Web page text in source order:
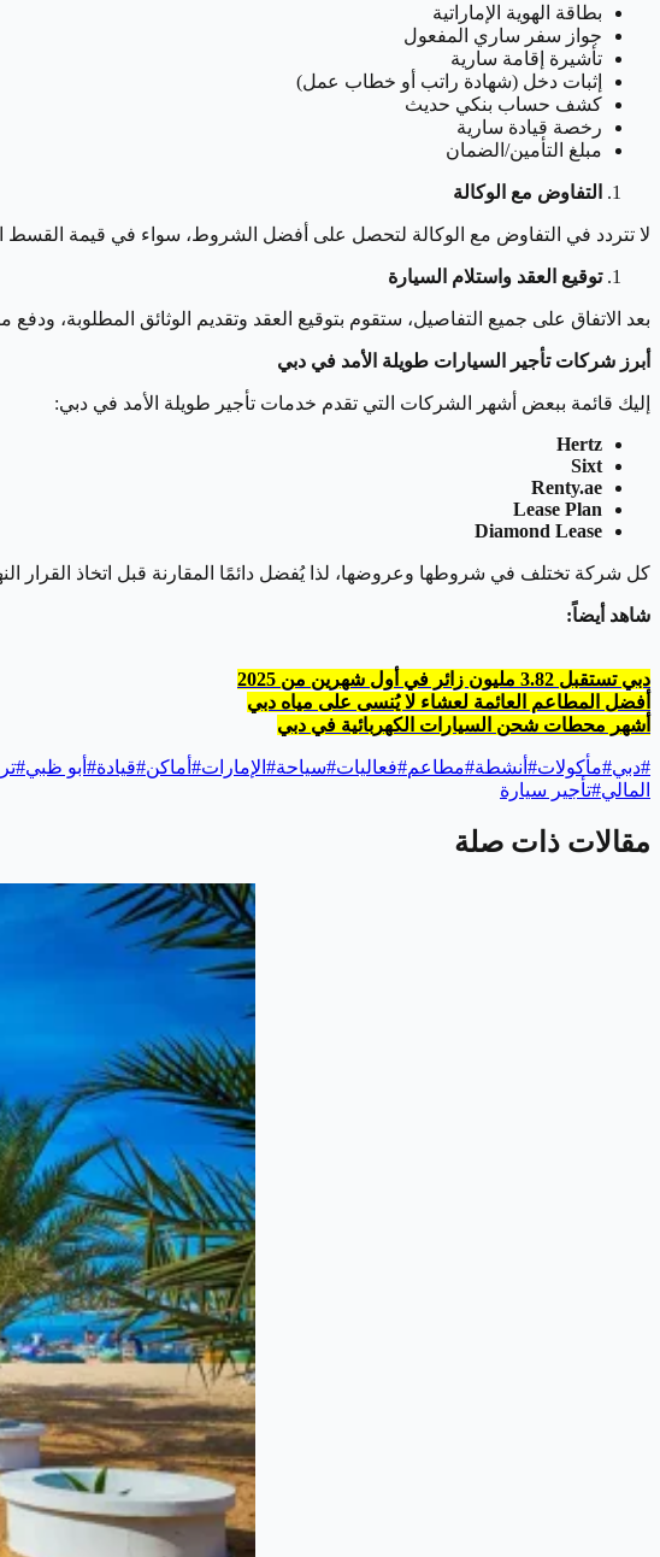
بطاقة الهوية الإماراتية
جواز سفر ساري المفعول
تأشيرة إقامة سارية
إثبات دخل (شهادة راتب أو خطاب عمل)
كشف حساب بنكي حديث
رخصة قيادة سارية
مبلغ التأمين/الضمان
التفاوض مع الوكالة
لا تتردد في التفاوض مع الوكالة لتحصل على أفضل الشروط، سواء في قيمة القسط
توقيع العقد واستلام السيارة
بعد الاتفاق على جميع التفاصيل، ستقوم بتوقيع العقد وتقديم الوثائق المطلوبة، ودفع مبلغ
أبرز شركات تأجير السيارات طويلة الأمد في دبي
إليك قائمة ببعض أشهر الشركات التي تقدم خدمات تأجير طويلة الأمد في دبي:
Hertz
Sixt
Renty.ae
Lease Plan
Diamond Lease
كل شركة تختلف في شروطها وعروضها، لذا يُفضل دائمًا المقارنة قبل اتخاذ القرار
شاهد أيضاً:
دبي تستقبل 3.82 مليون زائر في أول شهرين من 2025
أفضل المطاعم العائمة لعشاء لا يُنسى على مياه دبي
أشهر محطات شحن السيارات الكهربائية في دبي
#دبي#مأكولات# أنشطة#مطاعم#فعاليات#سياحة# الإمارات# أماكن#قيادة# أبو ظبي#
المالي#تأجير سيارة
مقالات ذات صلة